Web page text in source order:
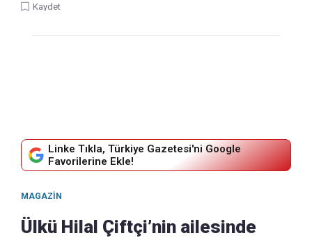
Kaydet
Linke Tıkla, Türkiye Gazetesi'ni Google
Favorilerine Ekle!
MAGAZIN
Ülkü Hilal Çiftçi’nin ailesinde